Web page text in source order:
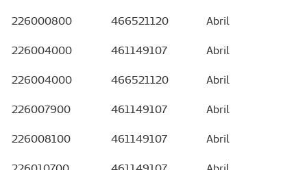
226000800 466521120 Abril
226004000 461149107 Abril
226004000 466521120 Abril
226007900 461149107 Abril
226008100 461149107 Abril